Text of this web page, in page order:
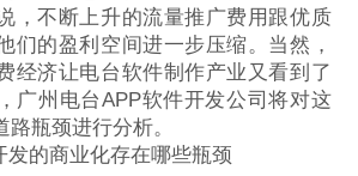
，不断上升的流量推广费用跟优质
们的盈利空间进一步压缩。当然，
经济让电台软件制作产业又看到了
广州电台APP软件开发公司将对这
瓶颈进行分析。